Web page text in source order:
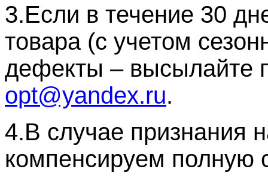
3.Если в течение 30
товара (с учетом
дефекты – высылайте
opt@yandex.ru.
4.В случае признания
компенсируем полную